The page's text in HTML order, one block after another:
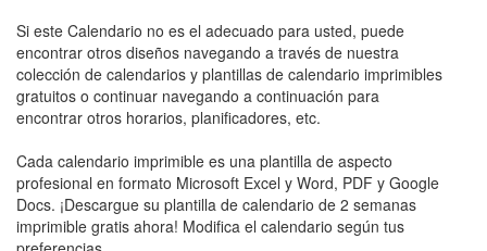
Si este Calendario no es el adecuado para usted, puede
encontrar otros diseños navegando a través de nuestra
colección de calendarios y plantillas de calendario imprimibles
gratuitos o continuar navegando a continuación para
encontrar otros horarios, planificadores, etc.
Cada calendario imprimible es una plantilla de aspecto
profesional en formato Microsoft Excel y Word, PDF y Google
Docs. ¡Descargue su plantilla de calendario de 2 semanas
imprimible gratis ahora! Modifica el calendario según tus